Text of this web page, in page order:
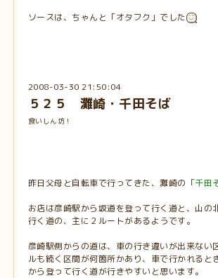
ソースは、ちゃんと「オタフク」でした
2008-03-30 21:50:04
５２５ 灘崎・千田そば
食いしん坊！
昨日父母と自転車で行ってきた、灘崎の「千田
お店は彦崎駅から坂道を登って行く道と、山の
行く道の、主に２ルートがあるようです。
彦崎駅側からの道は、車の行き違いが出来ない
ルも続く区間が何箇所かあり、車で行かれると
から登って行く道が行きやすいと思います。